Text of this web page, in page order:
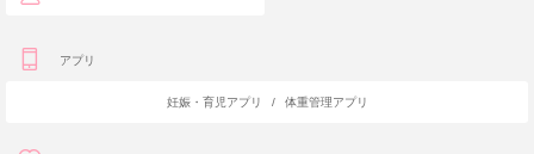
アプリ
妊娠・育児アプリ / 体重管理アプリ